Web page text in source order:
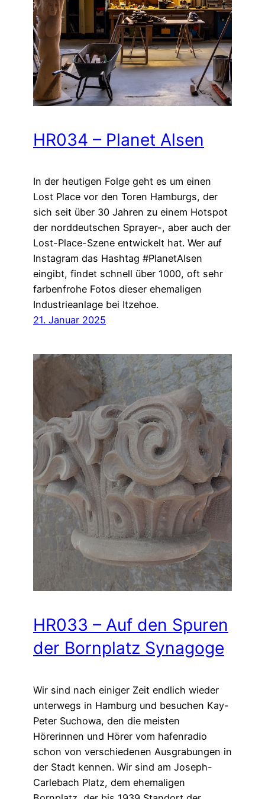
HR034 – Planet Alsen
In der heutigen Folge geht es um einen
Lost Place vor den Toren Hamburgs, der
sich seit über 30 Jahren zu einem Hotspot
der norddeutschen Sprayer-, aber auch der
Lost-Place-Szene entwickelt hat. Wer auf
Instagram das Hashtag #PlanetAlsen
eingibt, findet schnell über 1000, oft sehr
farbenfrohe Fotos dieser ehemaligen
Industrieanlage bei Itzehoe.
21. Januar 2025
HR033 – Auf den Spuren
der Bornplatz Synagoge
Wir sind nach einiger Zeit endlich wieder
unterwegs in Hamburg und besuchen Kay-
Peter Suchowa, den die meisten
Hörerinnen und Hörer vom hafenradio
schon von verschiedenen Ausgrabungen in
der Stadt kennen. Wir sind am Joseph-
Carlebach Platz, dem ehemaligen